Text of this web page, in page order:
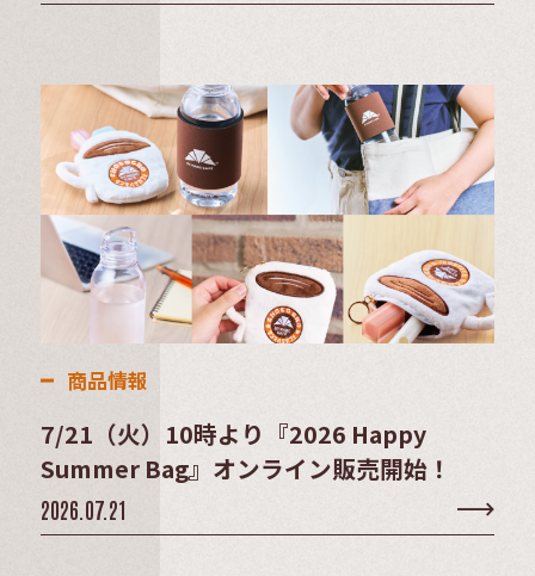
商品情報
7/21（火）10時より『2026 Happy
Summer Bag』オンライン販売開始！
2026.07.21